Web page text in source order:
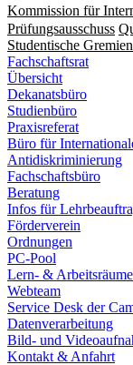
Kommission für
Prüfungsausschuss
Studentische
Fachschaftsrat
Übersicht
Dekanatsbüro
Studienbüro
Praxisreferat
Büro für
Antidiskriminierung
Fachschaftsbüro
Beratung
Infos für
Förderverein
Ordnungen
PC-Pool
Lern- & Arbeitsräume
Webteam
Service Desk der
Datenverarbeitung
Bild- und
Kontakt & Anfahrt